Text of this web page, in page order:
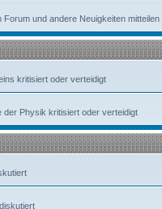
und andere Neuigkeiten mitteilen
kritisiert oder verteidigt
der Physik kritisiert oder verteidigt